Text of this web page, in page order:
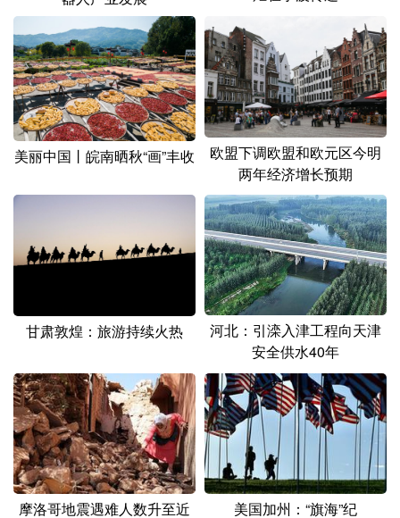
Русский язык
Deutsch Português
美丽中国丨皖南晒秋“画”丰收
欧盟下调欧盟和欧元区今明
两年经济增长预期
甘肃敦煌：旅游持续火热
河北：引滦入津工程向天津
安全供水40年
摩洛哥地震遇难人数升至近 美国加州：“旗海”纪